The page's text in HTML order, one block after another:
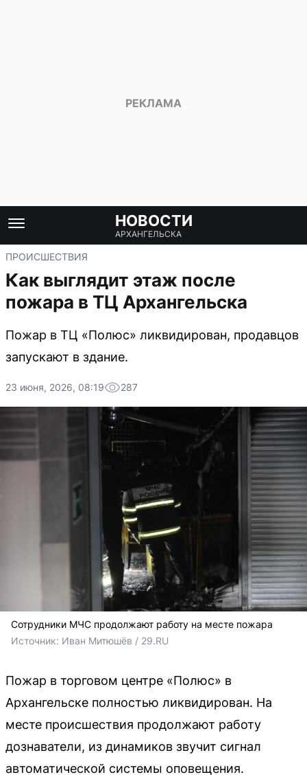
НОВОСТИ
АРХАНГЕЛЬСКА
ПРОИСШЕСТВИЯ
Как выглядит этаж после
пожара в ТЦ Архангельска
Пожар в ТЦ «Полюс» ликвидирован, продавцов
запускают в здание.
23 июня, 2026, 08:19 287
Сотрудники МЧС продолжают работу на месте пожара
Источник: Иван Митюшёв / 29.RU
Пожар в торговом центре «Полюс» в
Архангельске полностью ликвидирован. На
месте происшествия продолжают работу
дознаватели, из динамиков звучит сигнал
автоматической системы оповещения.